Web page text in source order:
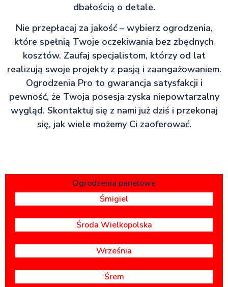
dbałością o detale.
Nie przepłacaj za jakość – wybierz ogrodzenia,
które spełnią Twoje oczekiwania bez zbędnych
kosztów. Zaufaj specjalistom, którzy od lat
realizują swoje projekty z pasją i zaangażowaniem.
Ogrodzenia Pro to gwarancja satysfakcji i
pewność, że Twoja posesja zyska niepowtarzalny
wygląd. Skontaktuj się z nami już dziś i przekonaj
się, jak wiele możemy Ci zaoferować.
Ogrodzenia panelowe
Śmigiel
Środa Wielkopolska
Września
Śrem